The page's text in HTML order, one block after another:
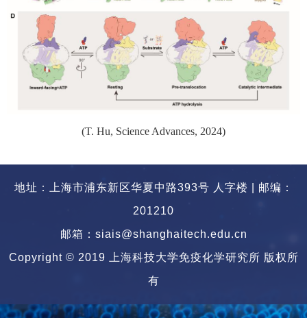
(T. Hu, Science Advances, 2024)
地址：上海市浦东新区华夏中路393号 人字楼 | 邮编：
201210
邮箱：siais@shanghaitech.edu.cn
Copyright © 2019 上海科技大学免疫化学研究所 版权所
有